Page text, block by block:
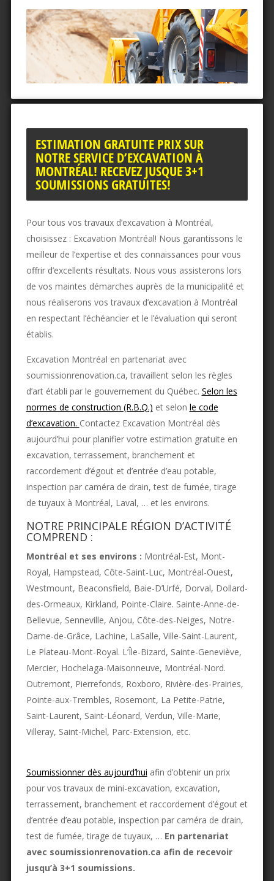
ESTIMATION GRATUITE PRIX SUR
NOTRE SERVICE D’EXCAVATION À
MONTRÉAL! RECEVEZ JUSQUE 3+1
SOUMISSIONS GRATUITES!
Pour tous vos travaux d’excavation à Montréal,
choisissez : Excavation Montréal! Nous garantissons le
meilleur de l’expertise et des connaissances pour vous
offrir d’excellents résultats. Nous vous assisterons lors
de vos maintes démarches auprès de la municipalité et
nous réaliserons vos travaux d’excavation à Montréal
en respectant l’échéancier et le l’évaluation qui seront
établis.
Excavation Montréal en partenariat avec
soumissionrenovation.ca, travaillent selon les règles
d’art établi par le gouvernement du Québec. Selon les
normes de construction (R.B.Q.) et selon le code
d’excavation. Contactez Excavation Montréal dès
aujourd’hui pour planifier votre estimation gratuite en
excavation, terrassement, branchement et
raccordement d’égout et d’entrée d’eau potable,
inspection par caméra de drain, test de fumée, tirage
de tuyaux à Montréal, Laval, … et les environs.
NOTRE PRINCIPALE RÉGION D’ACTIVITÉ
COMPREND :
Montréal et ses environs : Montréal-Est, Mont-
Royal, Hampstead, Côte-Saint-Luc, Montréal-Ouest,
Westmount, Beaconsfield, Baie-D’Urfé, Dorval, Dollard-
des-Ormeaux, Kirkland, Pointe-Claire. Sainte-Anne-de-
Bellevue, Senneville, Anjou, Côte-des-Neiges, Notre-
Dame-de-Grâce, Lachine, LaSalle, Ville-Saint-Laurent,
Le Plateau-Mont-Royal. L’Île-Bizard, Sainte-Geneviève,
Mercier, Hochelaga-Maisonneuve, Montréal-Nord.
Outremont, Pierrefonds, Roxboro, Rivière-des-Prairies,
Pointe-aux-Trembles, Rosemont, La Petite-Patrie,
Saint-Laurent, Saint-Léonard, Verdun, Ville-Marie,
Villeray, Saint-Michel, Parc-Extension, etc.
Soumissionner dès aujourd’hui afin d’obtenir un prix
pour vos travaux de mini-excavation, excavation,
terrassement, branchement et raccordement d’égout et
d’entrée d’eau potable, inspection par caméra de drain,
test de fumée, tirage de tuyaux, … En partenariat
avec soumissionrenovation.ca afin de recevoir
jusqu’à 3+1 soumissions.